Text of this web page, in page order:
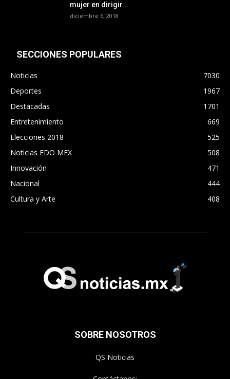
mujer en dirigir...
diciembre 6, 2018
SECCIONES POPULARES
Noticias
7030
Deportes
1967
Destacadas
1701
Entretenimiento
669
Elecciones 2018
525
Noticias EDO MEX
508
Innovación
471
Nacional
444
Cultura y Arte
408
SOBRE NOSOTROS
QS Noticias